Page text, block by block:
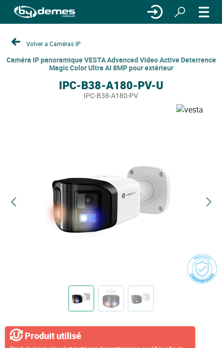
Volver a Caméras IP
Caméra IP panoramique VESTA Advanced Video Active Deterrence
Magic Color Ultra AI 8MP pour extérieur
IPC-B38-A180-PV-U
IPC-B38-A180-PV
Produit utilisé